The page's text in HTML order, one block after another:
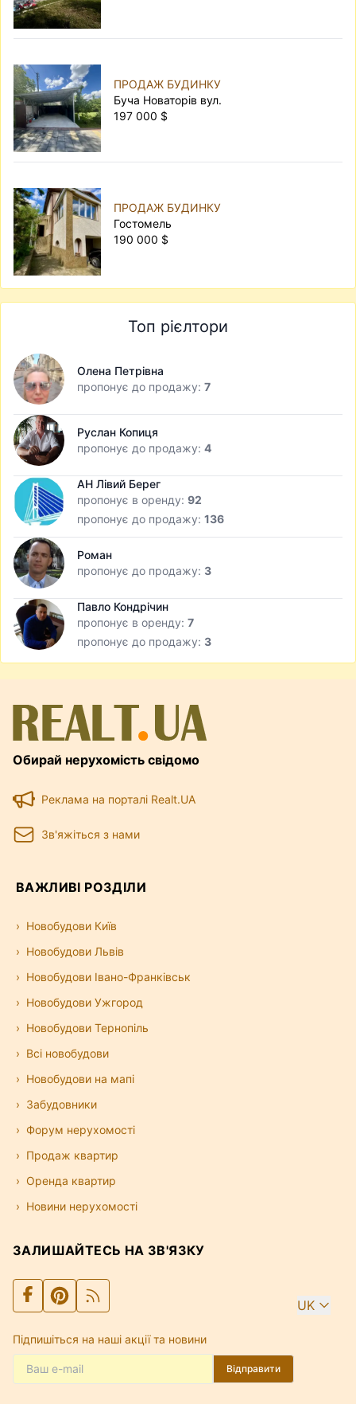
ПРОДАЖ БУДИНКУ
Буча Новаторів вул.
197 000 $
ПРОДАЖ БУДИНКУ
Гостомель
190 000 $
Топ рієлтори
Олена Петрівна
пропонує до продажу: 7
Руслан Копиця
пропонує до продажу: 4
АН Лівий Берег
пропонує в оренду: 92
пропонує до продажу: 136
Роман
пропонує до продажу: 3
Павло Кондрічин
пропонує в оренду: 7
пропонує до продажу: 3
Обирай нерухомість свідомо
Реклама на порталі Realt.UA
Зв'яжіться з нами
ВАЖЛИВІ РОЗДІЛИ
Новобудови Київ
Новобудови Львів
Новобудови Івано-Франківськ
Новобудови Ужгород
Новобудови Тернопіль
Всі новобудови
Новобудови на мапі
Забудовники
Форум нерухомості
Продаж квартир
Оренда квартир
Новини нерухомості
ЗАЛИШАЙТЕСЬ НА ЗВ'ЯЗКУ
UK
Підпишіться на наші акції та новини
Відправити